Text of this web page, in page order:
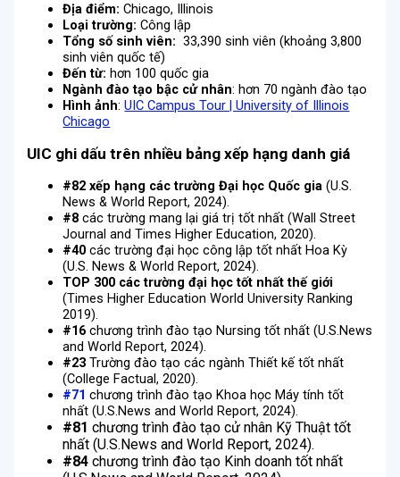
Địa điểm:Chicago, Illinois
Loại trường:Công lập
Tổng số sinh viên: 33,390 sinh viên (khoảng 3,800
sinh viên quốc tế)
Đến từ:hơn 100 quốc gia
Ngành đào tạo bậc cử nhân: hơn 70 ngành đào tạo
Hình ảnh:UIC Campus Tour | University of Illinois
Chicago
UIC ghi dấu trên nhiều bảng xếp hạng danh giá
#82 xếp hạng các trường Đại học Quốc gia (U.S.
News & World Report, 2024).
#8 các trường mang lại giá trị tốt nhất (Wall Street
Journal and Times Higher Education, 2020).
#40 các trường đại học công lập tốt nhất Hoa Kỳ
(U.S. News & World Report, 2024).
TOP 300 các trường đại học tốt nhất thế giới
(Times Higher Education World University Ranking
2019).
#16 chương trình đào tạo Nursing tốt nhất (U.S.News
and World Report, 2024).
#23 Trường đào tạo các ngành Thiết kế tốt nhất
(College Factual, 2020).
#71 chương trình đào tạo Khoa học Máy tính tốt
nhất (U.S.News and World Report, 2024).
#81 chương trình đào tạo cử nhân Kỹ Thuật tốt
nhất (U.S.News and World Report, 2024).
#84 chương trình đào tạo Kinh doanh tốt nhất